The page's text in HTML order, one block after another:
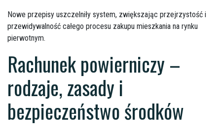
Nowe przepisy uszczelniły system, zwiększając przejrzystość i
przewidywalność całego procesu zakupu mieszkania na rynku
pierwotnym.
Rachunek powierniczy –
rodzaje, zasady i
bezpieczeństwo środków